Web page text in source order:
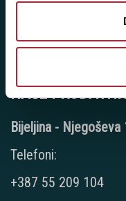
JIB: 4403444110009
NAŠE
Bijeljina - Njegoševa
Telefoni:
+387 55 209 104